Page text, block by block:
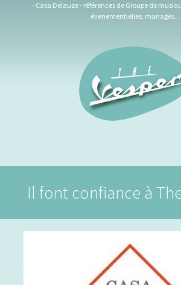
- Casa Delauze - références de Groupe de
évenementielles, mariages...
Il font confiance à